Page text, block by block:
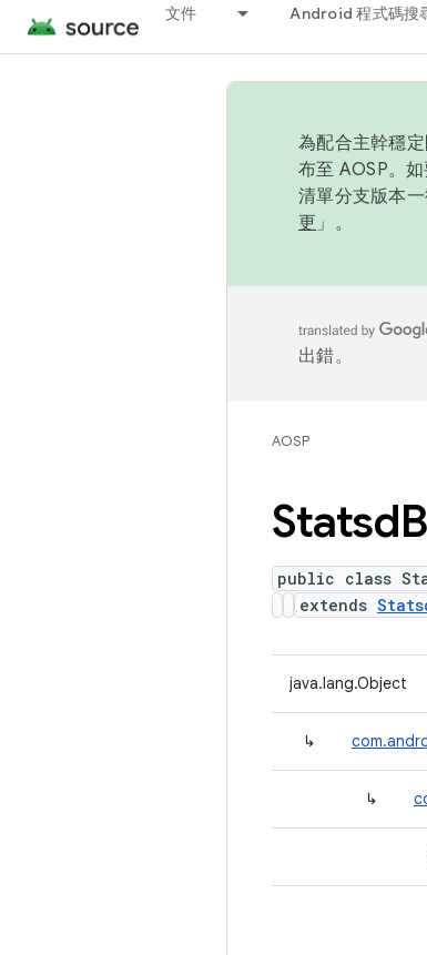
文件 Android 程式碼搜
為配合主幹穩
布至 AOSP。
清單分支版本
更 」。
出錯。
AOSP
Statsd
public class
extends
java.lang.Object
↳
↳